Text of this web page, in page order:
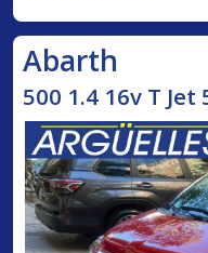
Abarth
500 1.4 16v T Jet